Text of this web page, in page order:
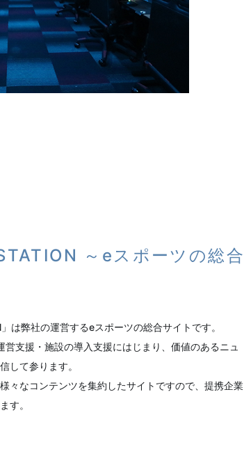
～eスポーツの総合
」は弊社の運営するeスポーツの総合サイトです。
営支援・施設の導入支援にはじまり、価値のあるニュ
して参ります。
々なコンテンツを集約したサイトですので、提携企業
す。